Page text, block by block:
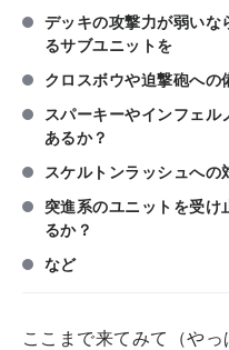
デッキの攻撃力が弱い
るサブユニットを
クロスボウや迫撃砲への
スパーキーやインフェ
あるか？
スケルトンラッシュへの
突進系のユニットを受
るか？
など
ここまで来てみて（や